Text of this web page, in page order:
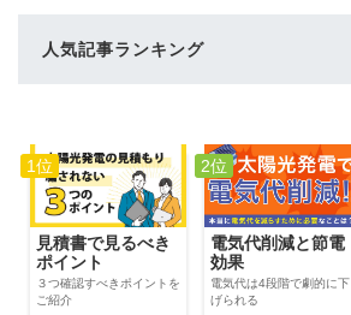
人気記事ランキング
1位
見積書で見るべき
ポイント
３つ確認すべきポイントを
ご紹介
2位
電気代削減と節電
効果
電気代は4段階で劇的に下
げられる